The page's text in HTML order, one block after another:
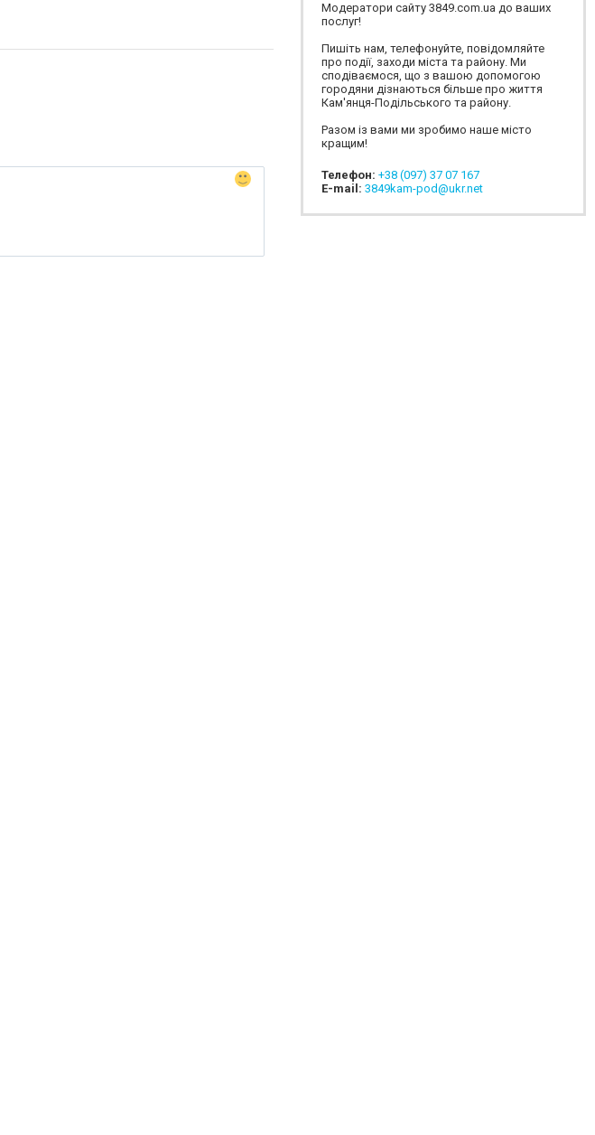
Модератори сайту 3849.com.ua до ваших
послуг!
Пишіть нам, телефонуйте, повідомляйте
про події, заходи міста та району. Ми
сподіваємося, що з вашою допомогою
городяни дізнаються більше про життя
Кам'янця-Подільського та району.
Разом із вами ми зробимо наше місто
кращим!
Телефон: +38 (097) 37 07 167
E-mail: 3849kam-pod@ukr.net